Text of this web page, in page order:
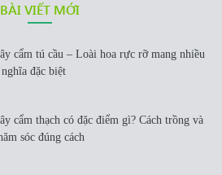
BÀI VIẾT MỚI
cẩm tú cầu – Loài hoa rực rỡ mang nhiều
đặc biệt
cẩm thạch có đặc điểm gì? Cách trồng và
sóc đúng cách